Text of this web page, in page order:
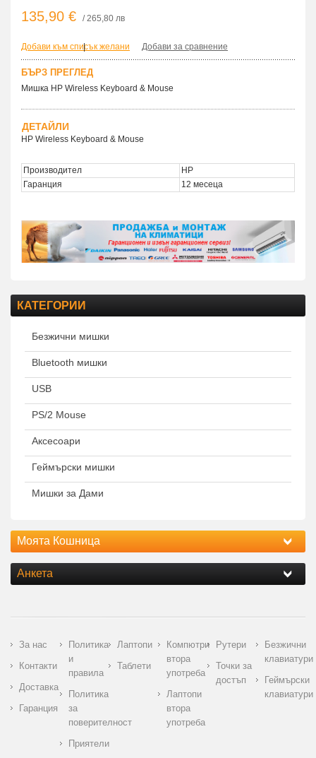
135,90 € / 265,80 лв
Добави към списък желани
| Добави за сравнение
БЪРЗ ПРЕГЛЕД
Мишка HP Wireless Keyboard & Mouse
ДЕТАЙЛИ
HP Wireless Keyboard & Mouse
Производител
HP
Гаранция
12 месеца
КАТЕГОРИИ
Безжични мишки
Bluetooth мишки
USB
PS/2 Mouse
Аксесоари
Геймърски мишки
Мишки за Дами
Моята Кошница
Анкета
За нас
Контакти
Доставка
Гаранция
Политика
и
правила
Политика
за
поверителност
Приятели
Лаптопи
Таблети
Компютри
втора
употреба
Лаптопи
втора
употреба
Рутери
Точки за
достъп
Безжични
клавиатури
Геймърски
клавиатури